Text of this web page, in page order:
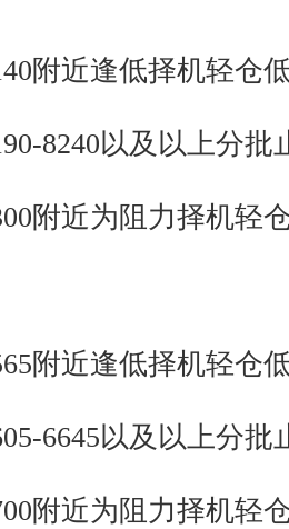
附近逢低择机轻仓
8240以及以上分批
附近为阻力择机轻
附近逢低择机轻仓
6645以及以上分批
附近为阻力择机轻